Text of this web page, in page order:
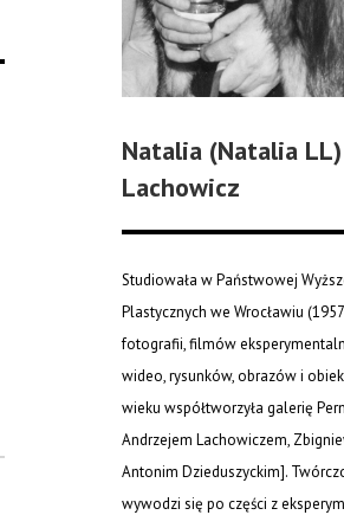
Natalia (Natalia
Lachowicz
Studiowała w Państwowej
Plastycznych we Wrocławiu
fotografii, filmów
wideo, rysunków, obrazów i
wieku współtworzyła galerię
Andrzejem Lachowiczem,
Antonim Dzieduszyckim].
wywodzi się po części z